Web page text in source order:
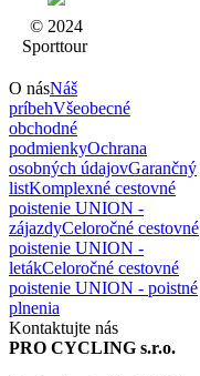
© 2024
Sporttour
O násNáš
príbehVšeobecné
obchodné
podmienkyOchrana
osobných údajovGarančný
listKomplexné cestovné
poistenie UNION -
zájazdyCeloročné cestovné
poistenie UNION -
letákCeloročné cestovné
poistenie UNION - poistné
plnenia
Kontaktujte nás
PRO CYCLING s.r.o.